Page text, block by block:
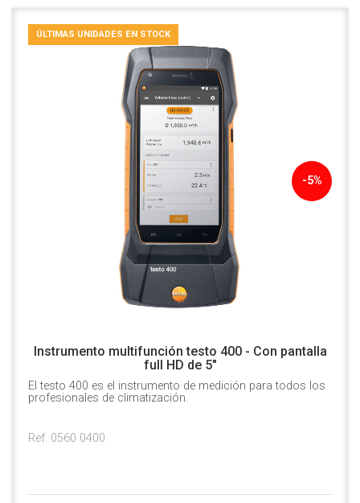
-5%
ÚLTIMAS UNIDADES EN STOCK
Instrumento multifunción testo 400 - Con pantalla
full HD de 5"
El testo 400 es el instrumento de medición para todos los
profesionales de climatización.
Ref. 0560 0400